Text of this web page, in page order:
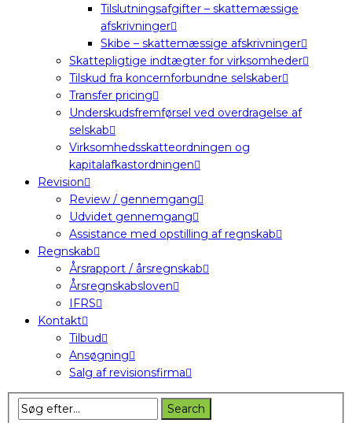
Tilslutningsafgifter – skattemæssige
afskrivninger
Skibe – skattemæssige afskrivninger
Skattepligtige indtægter for virksomheder
Tilskud fra koncernforbundne selskaber
Transfer pricing
Underskudsfremførsel ved overdragelse af
selskab
Virksomhedsskatteordningen og
kapitalafkastordningen
Revision
Review / gennemgang
Udvidet gennemgang
Assistance med opstilling af regnskab
Regnskab
Årsrapport / årsregnskab
Årsregnskabsloven
IFRS
Kontakt
Tilbud
Ansøgning
Salg af revisionsfirma